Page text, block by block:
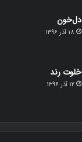
دل‌خون
۱۸ آذر ۱۳۹۶
خلوت رند
۱۲ آذر ۱۳۹۶